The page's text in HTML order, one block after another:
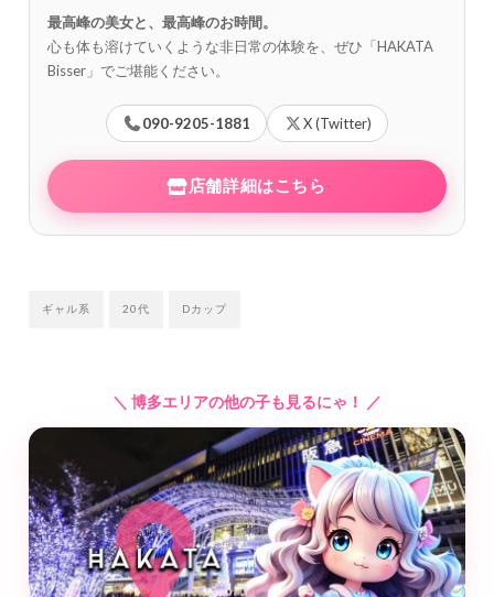
最高峰の美女と、最高峰のお時間。
心も体も溶けていくような非日常の体験を、ぜひ「HAKATA
Bisser」でご堪能ください。
090-9205-1881 X (Twitter)
店舗詳細はこちら
ギャル系 20代 Dカップ
＼ 博多エリアの他の子も見るにゃ！ ／